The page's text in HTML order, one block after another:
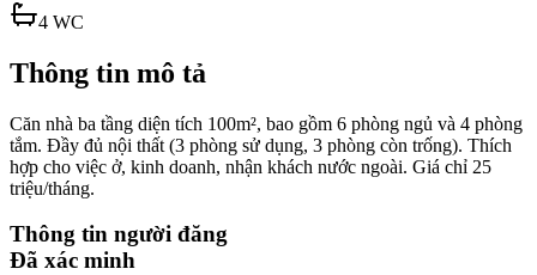
4 WC
Thông tin mô tả
Căn nhà ba tầng diện tích 100m², bao gồm 6 phòng ngủ và 4 phòng
tắm. Đầy đủ nội thất (3 phòng sử dụng, 3 phòng còn trống). Thích
hợp cho việc ở, kinh doanh, nhận khách nước ngoài. Giá chỉ 25
triệu/tháng.
Thông tin người đăng
Đã xác minh